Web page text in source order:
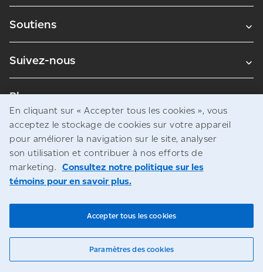
Soutiens
Suivez-nous
Blogues
© Société canadienne des postes
Avis juridiques
Accès à l’information
En cliquant sur « Accepter tous les cookies », vous
acceptez le stockage de cookies sur votre appareil
pour améliorer la navigation sur le site, analyser
son utilisation et contribuer à nos efforts de
marketing. Consultez notre politique sur les
témoins pour en savoir plus.
Paramètres des cookies
Accepter tous les cookies